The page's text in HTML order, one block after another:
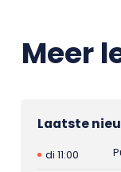
Meer
Laatste
di 11:00